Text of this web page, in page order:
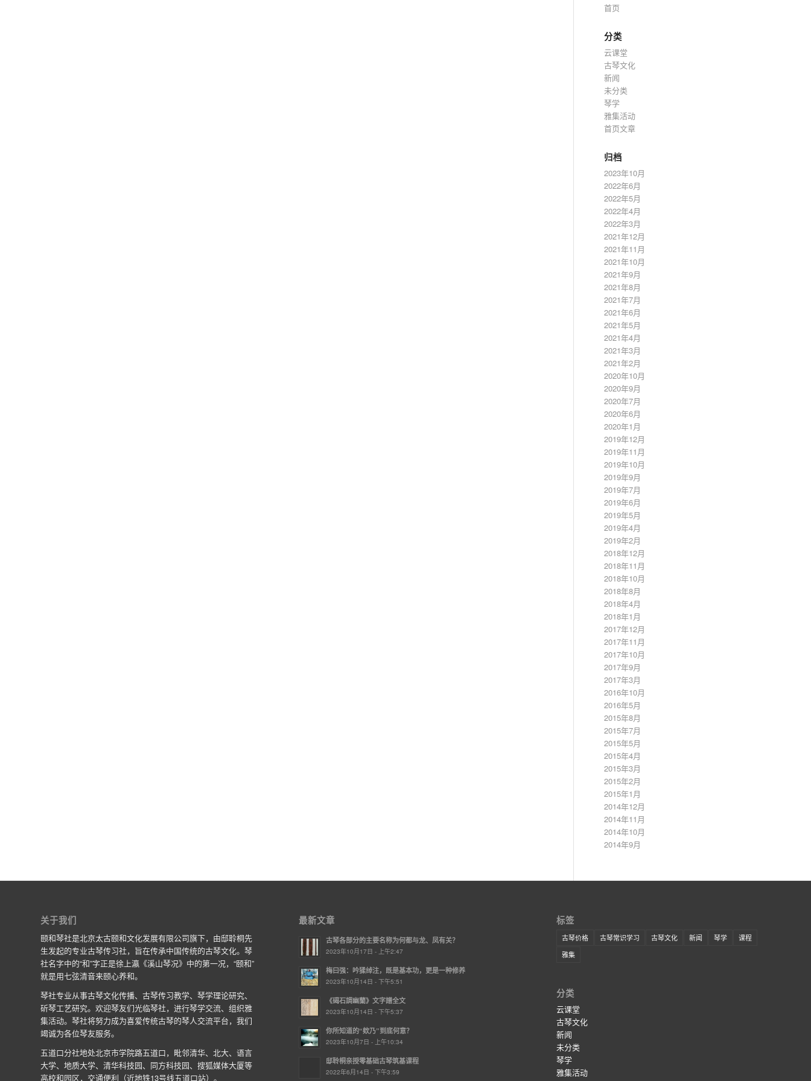
首页
分类
云课堂
古琴文化
新闻
未分类
琴学
雅集活动
首页文章
归档
2023年10月
2022年6月
2022年5月
2022年4月
2022年3月
2021年12月
2021年11月
2021年10月
2021年9月
2021年8月
2021年7月
2021年6月
2021年5月
2021年4月
2021年3月
2021年2月
2020年10月
2020年9月
2020年7月
2020年6月
2020年1月
2019年12月
2019年11月
2019年10月
2019年9月
2019年7月
2019年6月
2019年5月
2019年4月
2019年2月
2018年12月
2018年11月
2018年10月
2018年8月
2018年4月
2018年1月
2017年12月
2017年11月
2017年10月
2017年9月
2017年3月
2016年10月
2016年5月
2015年8月
2015年7月
2015年5月
2015年4月
2015年3月
2015年2月
2015年1月
2014年12月
2014年11月
2014年10月
2014年9月
关于我们
颐和琴社是北京太古颐和文化发展有限公司旗下，由邸聆桐先
生发起的专业古琴传习社，旨在传承中国传统的古琴文化。琴
社名字中的“和”字正是徐上瀛《溪山琴况》中的第一况，“颐和”
就是用七弦清音来颐心养和。
琴社专业从事古琴文化传播、古琴传习教学、琴学理论研究、
斫琴工艺研究。欢迎琴友们光临琴社，进行琴学交流、组织雅
集活动。琴社将努力成为喜爱传统古琴的琴人交流平台，我们
竭诚为各位琴友服务。
五道口分社地处北京市学院路五道口，毗邻清华、北大、语言
大学、地质大学、清华科技园、同方科技园、搜狐媒体大厦等
高校和园区，交通便利（近地铁13号线五道口站）。
最新文章
古琴各部分的主要名称为何都与龙、凤有关？
2023年10月17日 - 上午2:47
梅曰强：吟猱绰注，既是基本功，更是一种修养
2023年10月14日 - 下午5:51
《碣石調幽蘭》文字譜全文
2023年10月14日 - 下午5:37
你所知道的“欸乃”到底何意？
2023年10月7日 - 上午10:34
邸聆桐亲授零基础古琴筑基课程
2022年6月14日 - 下午3:59
标签
古琴价格 古琴常识学习 古琴文化 新闻 琴学
课程
雅集
分类
云课堂
古琴文化
新闻
未分类
琴学
雅集活动